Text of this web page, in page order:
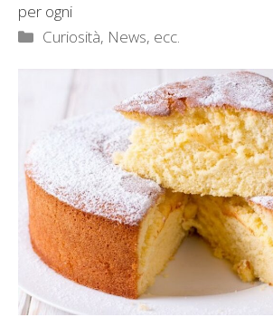
per ogni
Categorie
Curiosità, News, ecc.